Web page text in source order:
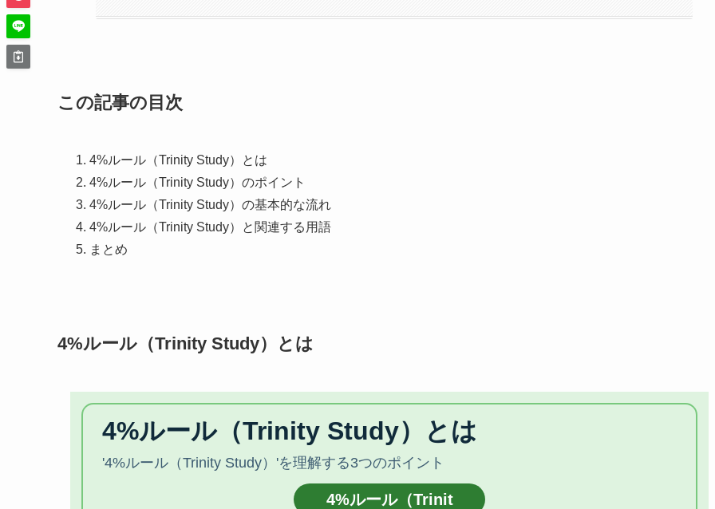
この記事の目次
4%ルール（Trinity Study）とは
4%ルール（Trinity Study）のポイント
4%ルール（Trinity Study）の基本的な流れ
4%ルール（Trinity Study）と関連する用語
まとめ
4%ルール（Trinity Study）とは